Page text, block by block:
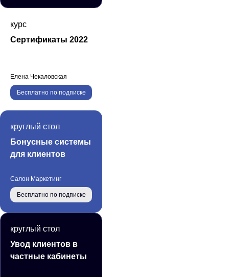
курс
Сертификаты 2022
Бесплатно по подписке
Елена Чекаловская
круглый стол
Бонусные системы
для клиентов
Бесплатно по подписке
Салон Маркетинг
круглый стол
Увод клиентов в
частные кабинеты